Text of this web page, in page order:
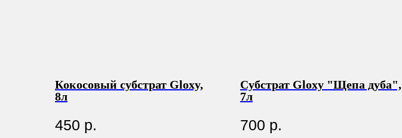
Кокосовый субстрат Gloxy,
8л
450 р.
Субстрат Gloxy "Щепа дуба",
7л
700 р.